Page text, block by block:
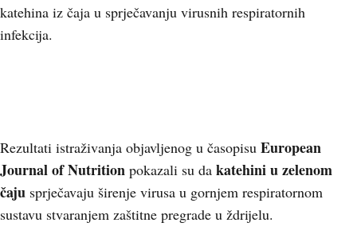
katehina iz čaja u sprječavanju virusnih respiratornih
infekcija.
Rezultati istraživanja objavljenog u časopisu European
Journal of Nutrition pokazali su da katehini u zelenom
čaju sprječavaju širenje virusa u gornjem respiratornom
sustavu stvaranjem zaštitne pregrade u ždrijelu.